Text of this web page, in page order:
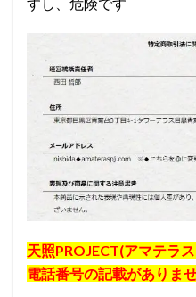
天照PROJECT(アマテラ
電話番号の記載がありま